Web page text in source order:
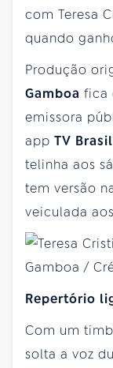
com Teresa
quando
Produção
Gamboa fica
emissora
app TV
telinha aos
tem versão
veiculada
Repertório
Com um
solta a voz